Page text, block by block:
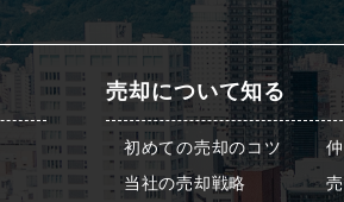
売却について知る
初めての売却のコツ
当社の売却戦略